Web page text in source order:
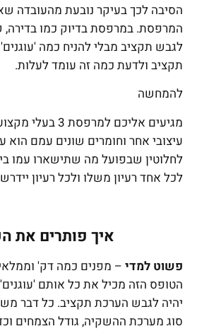
הסיבה לכך בעיקר נובעת מהעובדה
המרפסת. במרפסת בדיוק כמו
לגבש תקציב מבלי להניח כמה
תקציב ולדעת כמה זה עומד לעלות.
להמחשה
מגיעים אליכם
עיצובי אחר וחומרים שונים עמם הוא
לחלוטין שבפועל מה שתישארו עמו
לכל אחד רעיון משלו ולכל רעיון יידרש
איך פותרים את
פשוט למדי – מפנים כמה דק'
הטופס הזה מכיל את כל אותם
יהיה לגבש הערכת תקציב. כל דבר
סוג מערכת ההשקיה, גודל הצמחים